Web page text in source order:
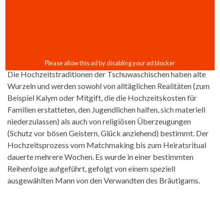
Die Hochzeitstraditionen der Tschuwaschischen haben alte
Wurzeln und werden sowohl von alltäglichen Realitäten (zum
Beispiel Kalym oder Mitgift, die die Hochzeitskosten für
Familien erstatteten, den Jugendlichen halfen, sich materiell
niederzulassen) als auch von religiösen Überzeugungen
(Schutz vor bösen Geistern, Glück anziehend) bestimmt. Der
Hochzeitsprozess vom Matchmaking bis zum Heiratsritual
dauerte mehrere Wochen. Es wurde in einer bestimmten
Reihenfolge aufgeführt, gefolgt von einem speziell
ausgewählten Mann von den Verwandten des Bräutigams.